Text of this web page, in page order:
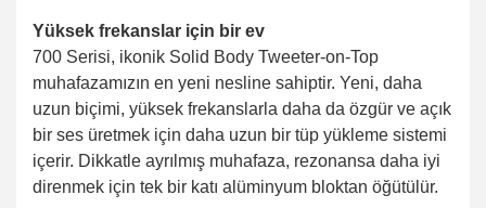
Yüksek frekanslar için bir ev
700 Serisi, ikonik Solid Body Tweeter-on-Top
muhafazamızın en yeni nesline sahiptir. Yeni, daha
uzun biçimi, yüksek frekanslarla daha da özgür ve açık
bir ses üretmek için daha uzun bir tüp yükleme sistemi
içerir. Dikkatle ayrılmış muhafaza, rezonansa daha iyi
direnmek için tek bir katı alüminyum bloktan öğütülür.